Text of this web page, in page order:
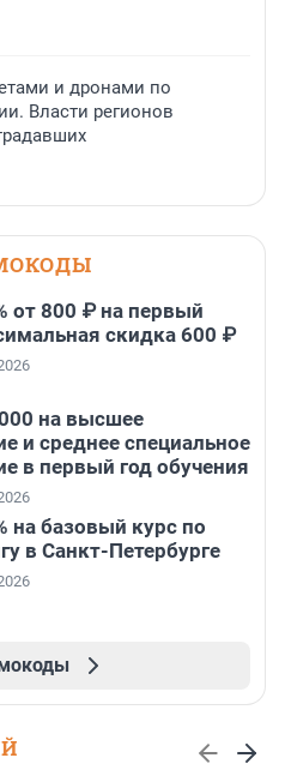
и дронами по
Власти регионов
от 800 ₽ на первый
скидка 600 ₽
на высшее
и среднее специальное
в первый год обучения
на базовый курс по
в Санкт-Петербурге